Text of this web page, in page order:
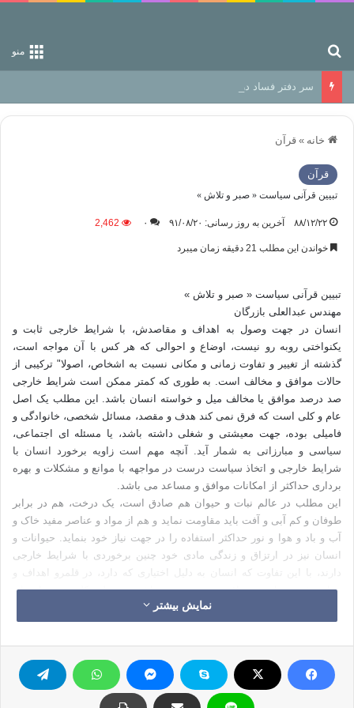
منو
سر دفتر فساد در زمین‌، دوری وکناره‌گیری از راه خداست‌!
خانه » قرآن
قرآن
تبیین قرآنی سیاست « صبر و تلاش »
۸۸/۱۲/۲۲ آخرین به روز رسانی: ۹۱/۰۸/۲۰ ۰ 2,462
خواندن این مطلب 21 دقیقه زمان میبرد
تبیین قرآنی سیاست « صبر و تلاش »
مهندس عبدالعلی بازرگان
انسان در جهت وصول به اهداف و مقاصدش، با شرایط خارجی ثابت و
یکنواختی روبه رو نیست، اوضاع و احوالی که هر کس با آن مواجه است،
گذشته از تغییر و تفاوت زمانی و مکانی نسبت به اشخاص، اصولا" ترکیبی از
حالات موافق و مخالف است. به طوری که کمتر ممکن است شرایط خارجی
صد درصد موافق یا مخالف میل و خواسته انسان باشد. این مطلب یک اصل
عام و کلی است که فرق نمی کند هدف و مقصد، مسائل شخصی، خانوادگی و
فامیلی بوده، جهت معیشتی و شغلی داشته باشد، یا مسئله ای اجتماعی،
سیاسی و مبارزاتی به شمار آید. آنچه مهم است زاویه برخورد انسان با
شرایط خارجی و اتخاذ سیاست درست در مواجهه با موانع و مشکلات و بهره
برداری حداکثر از امکانات موافق و مساعد می باشد.
این مطلب در عالم نبات و حیوان هم صادق است، یک درخت، هم در برابر
طوفان و کم آبی و آفت باید مقاومت نماید و هم از مواد و عناصر مفید خاک و
آب و باد و هوا و نور حداکثر استفاده را در جهت نیاز خود بنماید. حیوانات و
انسان نیز در ارتزاق و زندگی مادی خود چنین برخوردی با شرایط خارجی
دارند، با این تفاوت که انسان به دلیل اختیاری که دارد، در قلمرو اهداف و
مقاصدش نیز با همین واقعیت روبه رو می باشد و به طور کلی هر برنامه ای
که برای زندگی خود تنظیم نماید ناچار است از یک طرف با مشکلات و موانع
دست و پنجه نرم کند و از طرف دیگر بالاترین بهره را از موقعیت های مناسب
و سیاسی مصداق پیدا می کند. یک مصلح منذر، معلم متفکر و مبارز انقلابی که
می خواهد جامعه را تغییر دهد و نظام فکری، اعتقادی و حکومتی رژیمی را از
طریق مبارزه مذهبی، فرهنگی، سیاسی یا انقلابی دگرگون سازد، مسلما" با
نمایش بیشتر